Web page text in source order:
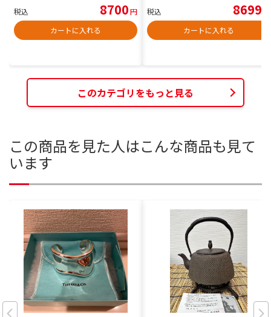
税込 8700円
カートに入れる
税込 8699
カートに入れる
このカテゴリをもっと見る
この商品を見た人はこんな商品も見て
います